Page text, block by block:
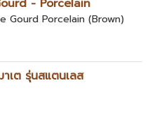
- Porcelain
Gourd Porcelain (Brown)
เต รุ่นสแตนเลส